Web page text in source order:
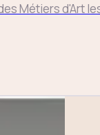
Métiers d'Art